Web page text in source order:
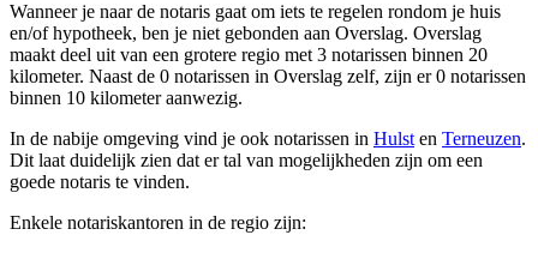
Wanneer je naar de notaris gaat om iets te regelen rondom je huis
en/of hypotheek, ben je niet gebonden aan Overslag. Overslag
maakt deel uit van een grotere regio met 3 notarissen binnen 20
kilometer. Naast de 0 notarissen in Overslag zelf, zijn er 0 notarissen
binnen 10 kilometer aanwezig.
In de nabije omgeving vind je ook notarissen in Hulst en Terneuzen.
Dit laat duidelijk zien dat er tal van mogelijkheden zijn om een
goede notaris te vinden.
Enkele notariskantoren in de regio zijn: